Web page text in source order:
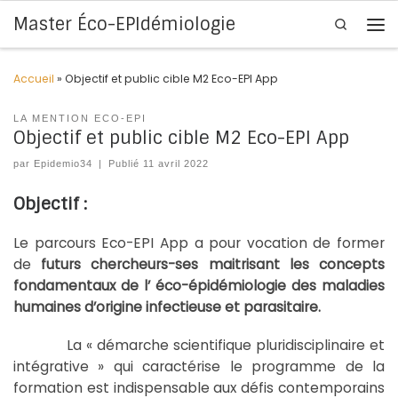
Skip to content
Master Éco-EPIdémiologie
Search
Accueil » Objectif et public cible M2 Eco-EPI App
LA MENTION ECO-EPI
Objectif et public cible M2 Eco-EPI App
par Epidemio34 Publié 11 avril 2022
Objectif :
Le parcours Eco-EPI App a pour vocation de former
de futurs chercheurs-ses maitrisant les concepts
fondamentaux de l’ éco-épidémiologie des maladies
humaines d’origine infectieuse et parasitaire.
La « démarche scientifique pluridisciplinaire et
intégrative » qui caractérise le programme de la
formation est indispensable aux défis contemporains